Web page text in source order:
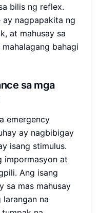
bilis ng reflex.
ay nagpapakita ng
at mahusay sa
bahagi
sa mga
emergency
ay nagbibigay
isang stimulus.
impormasyon at
Ang isang
sa mas mahusay
larangan na